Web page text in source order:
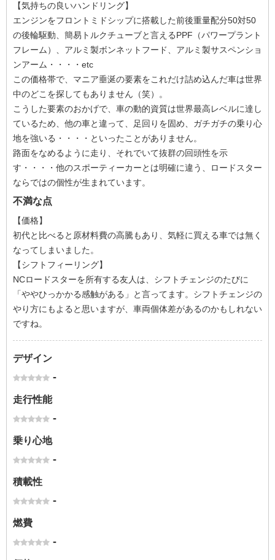
【気持ちの良いハンドリング】
エンジンをフロントミドシップに搭載した前後重量配分50対50
の後輪駆動、簡易トルクチューブと言えるPPF（パワープラント
フレーム）、アルミ製ボンネットフード、アルミ製サスペンショ
ンアーム・・・・etc
この価格帯で、マニア垂涎の要素をこれだけ詰め込んだ車は世界
中のどこを探してもありません（笑）。
こうした要素のおかげで、車の動的資質は世界最高レベルに達し
ているため、他の車と違って、足回りを固め、ガチガチの乗り心
地を強いる・・・・といったことがありません。
路面をなめるように走り、それでいて抜群の回頭性を示
す・・・・他のスポーティーカーとは明確に違う、ロードスター
ならではの個性が生まれています。
不満な点
【価格】
初代と比べると原材料費の高騰もあり、気軽に買える車では無く
なってしまいました。
【シフトフィーリング】
NCロードスターを所有する友人は、シフトチェンジのたびに
「ややひっかかる感触がある」と言ってます。シフトチェンジの
やり方にもよると思いますが、車両個体差があるのかもしれない
ですね。
デザイン
-
走行性能
-
乗り心地
-
積載性
-
燃費
-